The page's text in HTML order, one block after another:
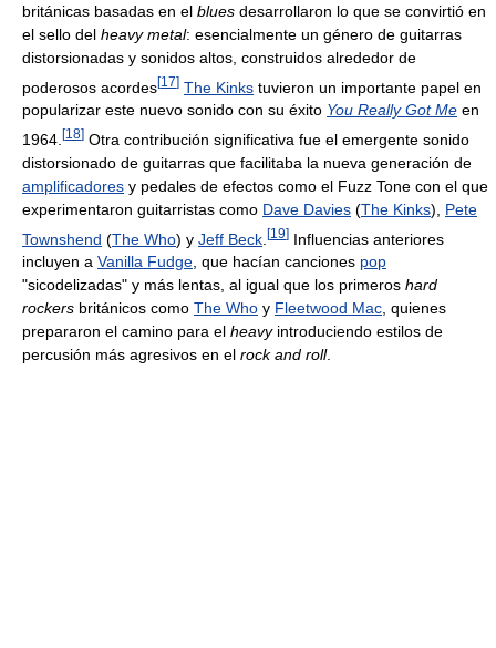
británicas basadas en el blues desarrollaron lo que se convirtió en
el sello del heavy metal: esencialmente un género de guitarras
distorsionadas y sonidos altos, construidos alrededor de
poderosos acordes[17] The Kinks tuvieron un importante papel en
popularizar este nuevo sonido con su éxito You Really Got Me en
1964. [18] Otra contribución significativa fue el emergente sonido
distorsionado de guitarras que facilitaba la nueva generación de
amplificadores y pedales de efectos como el Fuzz Tone con el que
experimentaron guitarristas como Dave Davies (The Kinks), Pete
Townshend (The Who) y Jeff Beck [19] Influencias anteriores
incluyen a Vanilla Fudge, que hacían canciones pop
"sicodelizadas" y más lentas, al igual que los primeros hard
rockers británicos como The Who y Fleetwood Mac, quienes
prepararon el camino para el heavyintroduciendo estilos de
percusión más agresivos en el rock and roll.